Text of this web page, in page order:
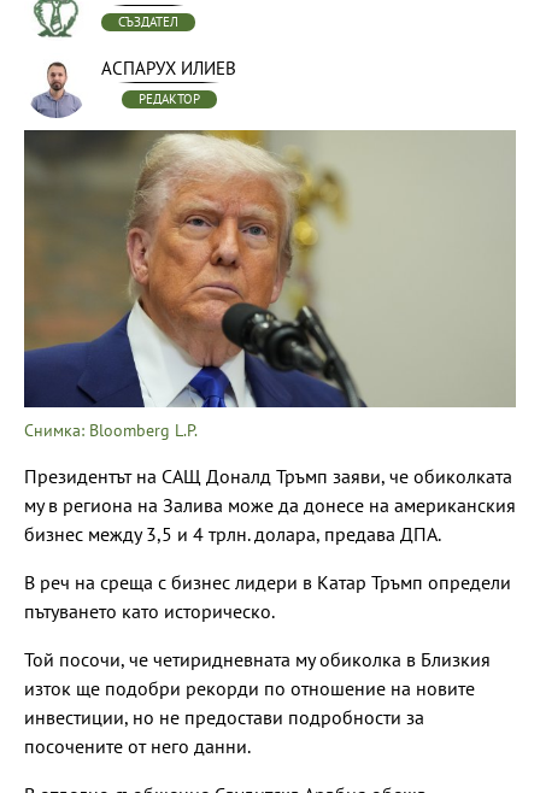
СЪЗДАТЕЛ
АСПАРУХ ИЛИЕВ
РЕДАКТОР
Снимка: Bloomberg L.P.
Президентът на САЩ Доналд Тръмп заяви, че обиколката
му в региона на Залива може да донесе на американския
бизнес между 3,5 и 4 трлн. долара, предава ДПА.
В реч на среща с бизнес лидери в Катар Тръмп определи
пътуването като историческо.
Той посочи, че четиридневната му обиколка в Близкия
изток ще подобри рекорди по отношение на новите
инвестиции, но не предостави подробности за
посочените от него данни.